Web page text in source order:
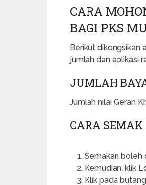
CARA
BAGI PKS
Berikut dikongsikan
jumlah dan aplikasi
JUMLAH
Jumlah nilai Geran
CARA SEMAK
Semakan boleh
Kemudian, klik
Klik pada butang